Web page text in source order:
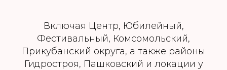
Включая Центр, Юбилейный,
Фестивальный, Комсомольский,
Прикубанский округа, а также районы
Гидростроя, Пашковский и локации у